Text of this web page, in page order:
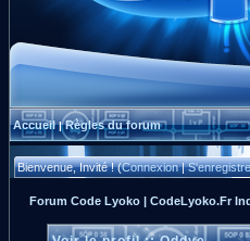
Accueil|Règles du forum
Bienvenue, Invité ! (Connexion|
Forum Code Lyoko | CodeLyoko.Fr